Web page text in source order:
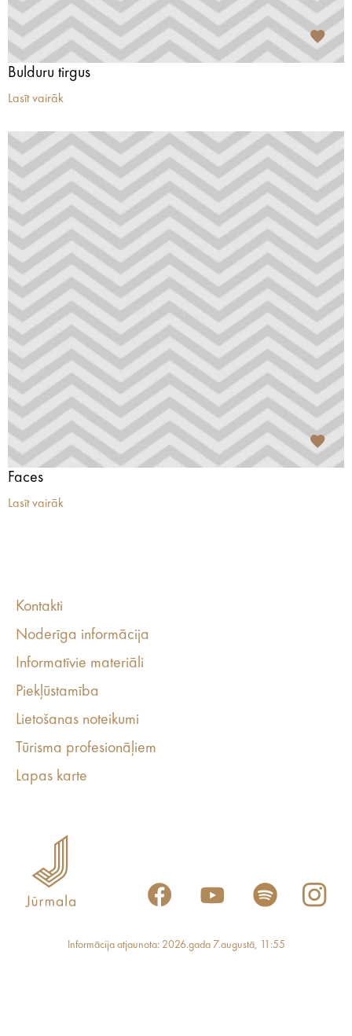
Bulduru tirgus
Lasīt vairāk
Faces
Lasīt vairāk
Kontakti
Noderīga informācija
Informatīvie materiāli
Piekļūstamība
Lietošanas noteikumi
Tūrisma profesionāļiem
Lapas karte
Informācija atjaunota: 2026.gada 7.augustā, 11:55